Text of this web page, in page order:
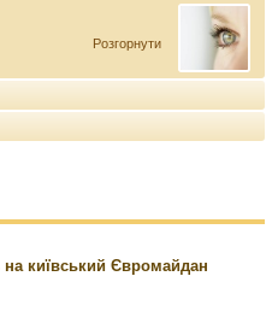
Розгорнути
на київський Євромайдан